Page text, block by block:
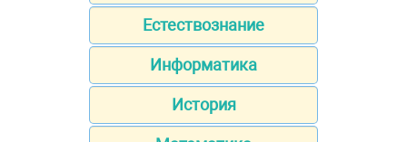
Естествознание
Информатика
История